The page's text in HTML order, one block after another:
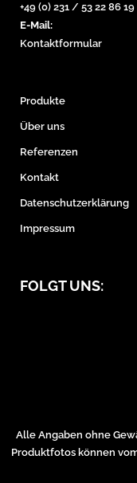
+49 (0) 231 / 53 22 86 19
E-Mail:
Kontaktformular
Produkte
Über uns
Referenzen
Kontakt
Datenschutzerklärung
Impressum
FOLGT UNS:
Alle Angaben ohne
Produktfotos können